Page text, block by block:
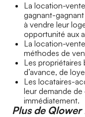
La location-
gagnant-
à vendre leur
opportunité aux
La location-
méthodes de
Les
d’avance, de
Les locataires-
leur demande
immédiatement.
Plus de Qlower